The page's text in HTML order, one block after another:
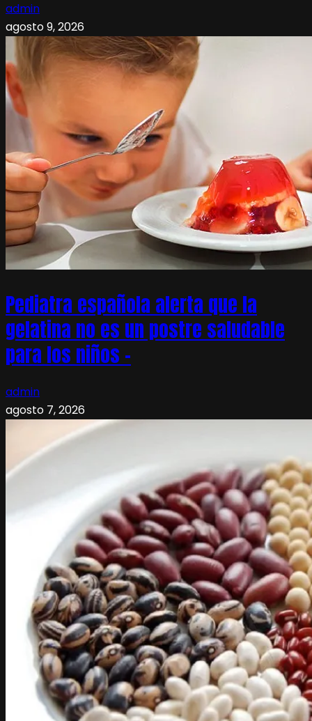
admin
agosto 9, 2026
Pediatra española alerta que la
gelatina no es un postre saludable
para los niños –
admin
agosto 7, 2026